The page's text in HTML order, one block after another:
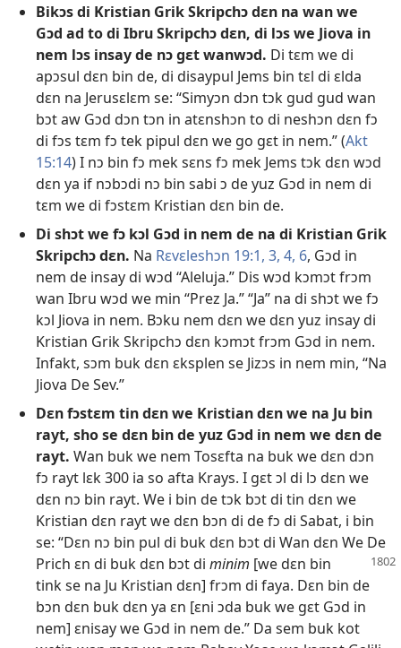
Bikɔs di Kristian Grik Skripchɔ dɛn na wan we
Gɔd ad to di Ibru Skripchɔ dɛn, di lɔs we Jiova in
nem lɔs insay de nɔ gɛt wanwɔd. Di tɛm we di
apɔsul dɛn bin de, di disaypul Jems bin tɛl di ɛlda
dɛn na Jerusɛlɛm se: “Simyɔn dɔn tɔk gud gud wan
bɔt aw Gɔd dɔn tɔn in atɛnshɔn to di neshɔn dɛn fɔ
di fɔs tɛm fɔ tek pipul dɛn we go gɛt in nem.” (Akt
15:14) I nɔ bin fɔ mek sɛns fɔ mek Jems tɔk dɛn wɔd
dɛn ya if nɔbɔdi nɔ bin sabi ɔ de yuz Gɔd in nem di
tɛm we di fɔstɛm Kristian dɛn bin de.
Di shɔt we fɔ kɔl Gɔd in nem de na di Kristian Grik
Skripchɔ dɛn. Na Rɛvɛleshɔn 19:1, 3, 4, 6, Gɔd in
nem de insay di wɔd “Aleluja.” Dis wɔd kɔmɔt frɔm
wan Ibru wɔd we min “Prez Ja.” “Ja” na di shɔt we fɔ
kɔl Jiova in nem. Bɔku nem dɛn we dɛn yuz insay di
Kristian Grik Skripchɔ dɛn kɔmɔt frɔm Gɔd in nem.
Infakt, sɔm buk dɛn ɛksplen se Jizɔs in nem min, “Na
Jiova De Sev.”
Dɛn fɔstɛm tin dɛn we Kristian dɛn we na Ju bin
rayt, sho se dɛn bin de yuz Gɔd in nem we dɛn de
rayt. Wan buk we nem Tosɛfta na buk we dɛn dɔn
fɔ rayt lɛk 300 ia so afta Krays. I gɛt ɔl di lɔ dɛn we
dɛn nɔ bin rayt. We i bin de tɔk bɔt di tin dɛn we
Kristian dɛn rayt we dɛn bɔn di de fɔ di Sabat, i bin
se: “Dɛn nɔ bin pul di buk dɛn bɔt di Wan dɛn We De
Prich ɛn di buk dɛn bɔt di minim [we dɛn bin
tink se na Ju Kristian dɛn] frɔm di faya. Dɛn bin de
bɔn dɛn buk dɛn ya ɛn [ɛni ɔda buk we gɛt Gɔd in
nem] ɛnisay we Gɔd in nem de.” Da sem buk kot